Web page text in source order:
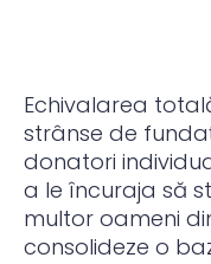
Echivalarea
strânse de
donatori
a le încuraja să
multor oameni
consolideze o